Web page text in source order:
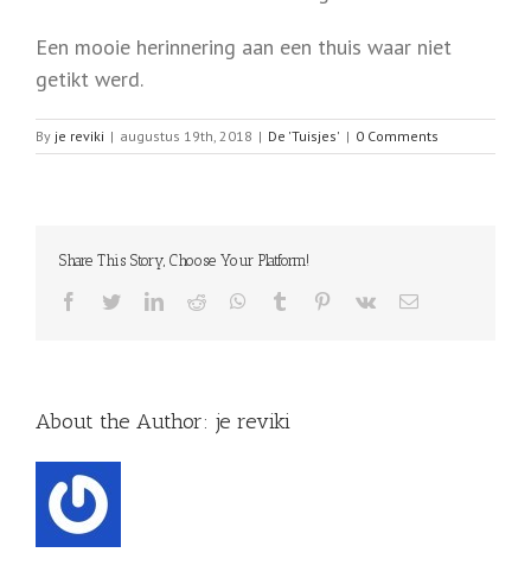
Een mooie herinnering aan een thuis waar niet
getikt werd.
By je reviki | augustus 19th, 2018 | De 'Tuisjes' | 0 Comments
Share This Story, Choose Your Platform!
Facebook
TwitterLinkedIn
Reddit WhatsApp
Tumblr Pinterest
Vk Email
About the Author: je reviki